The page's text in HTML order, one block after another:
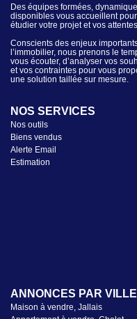
Des équipes formées,
disponibles vous accueillent pour
étudier votre projet et vos
Conscients des enjeux
l’immobilier, nous prenons le
vous écouter, d’analyser vos
et vos contraintes pour vous
une solution taillée sur mesure.
NOS SERVICES
Nos outils
Biens vendus
Alerte Email
Estimation
ANNONCES PAR VILLE
Maison à vendre, Jallais